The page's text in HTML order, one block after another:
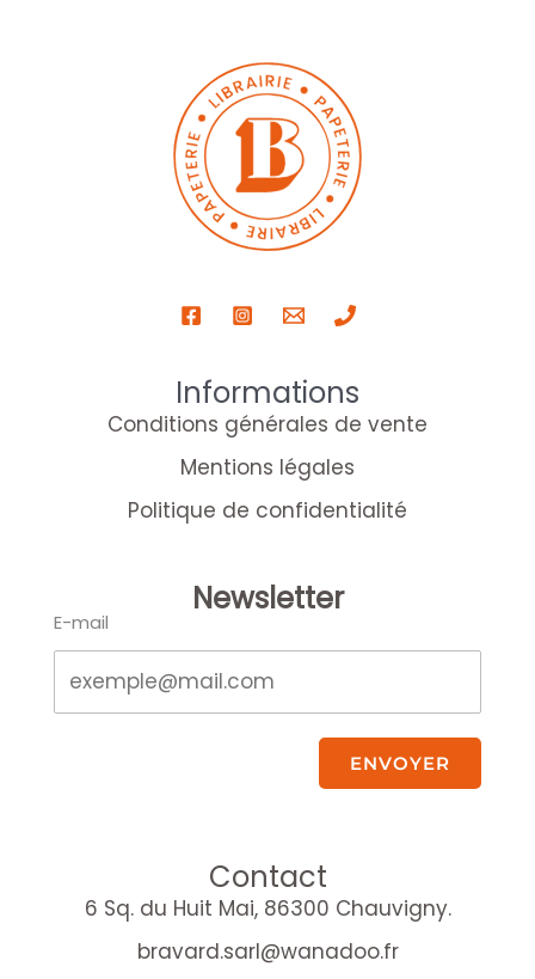
Informations
Conditions générales de vente
Mentions légales
Politique de confidentialité
Newsletter
E-mail
ENVOYER
Contact
6 Sq. du Huit Mai, 86300 Chauvigny.
bravard.sarl@wanadoo.fr